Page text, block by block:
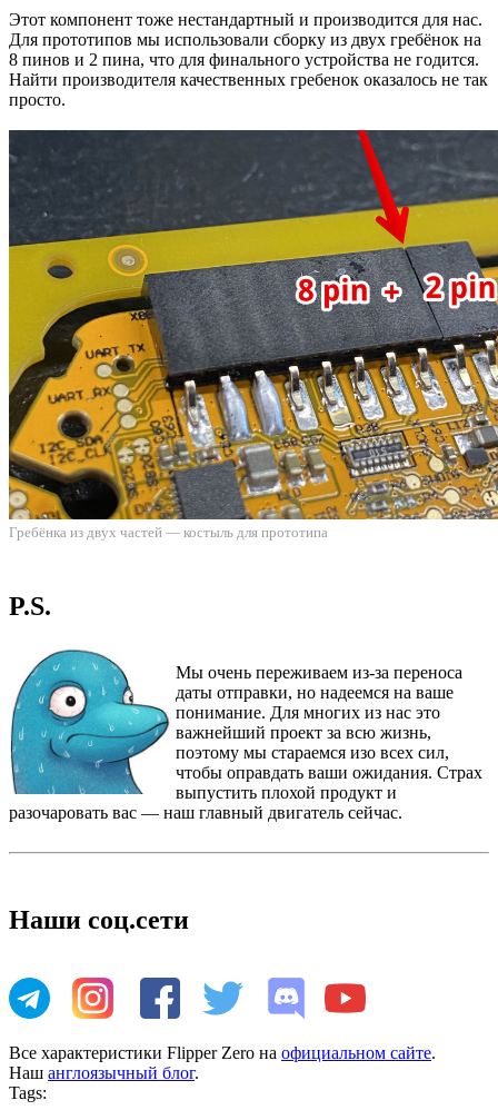
Этот компонент тоже нестандартный и производится для нас.
Для прототипов мы использовали сборку из двух гребёнок на
8 пинов и 2 пина, что для финального устройства не годится.
Найти производителя качественных гребенок оказалось не так
просто.
Гребёнка из двух частей — костыль для прототипа
P.S.
Мы очень переживаем из-за переноса
даты отправки, но надеемся на ваше
понимание. Для многих из нас это
важнейший проект за всю жизнь,
поэтому мы стараемся изо всех сил,
чтобы оправдать ваши ожидания. Страх
выпустить плохой продукт и
разочаровать вас — наш главный двигатель сейчас.
Наши соц.сети
Все характеристики Flipper Zero на официальном сайте.
Наш англоязычный блог.
Tags: